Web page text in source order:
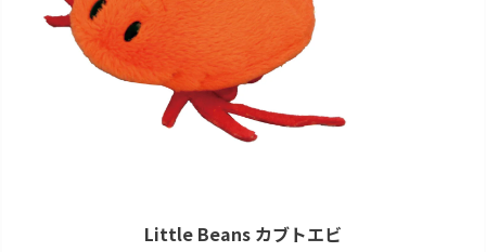
Little Beans カブトエビ